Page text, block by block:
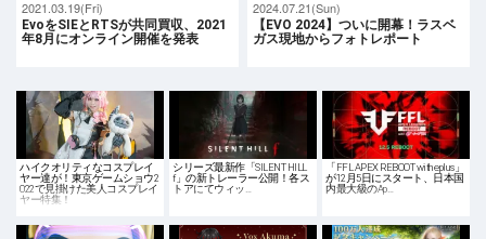
2021.03.19(Fri)
EvoをSIEとRTSが共同買収、2021
年8月にオンライン開催を発表
2024.07.21(Sun)
【EVO 2024】ついに開幕！ラスベ
ガス現地からフォトレポート
ハイクオリティなコスプレイ
ヤー達が！東京ゲームショウ2
022で見掛けた美人コスプレイ
ヤー特集！
シリーズ最新作「SILENT HILL
f」の新トレーラー公開！各ス
トアにてウィッ…
「FFL APEX REBOOT with eplus」
が12月5日にスタート、日本国
内最大級のAp…